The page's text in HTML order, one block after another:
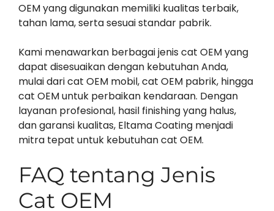
OEM yang digunakan memiliki kualitas terbaik,
tahan lama, serta sesuai standar pabrik.
Kami menawarkan berbagai jenis cat OEM yang
dapat disesuaikan dengan kebutuhan Anda,
mulai dari cat OEM mobil, cat OEM pabrik, hingga
cat OEM untuk perbaikan kendaraan. Dengan
layanan profesional, hasil finishing yang halus,
dan garansi kualitas, Eltama Coating menjadi
mitra tepat untuk kebutuhan cat OEM.
FAQ tentang Jenis
Cat OEM